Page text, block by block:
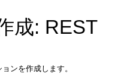
成: REST
ンを作成します。